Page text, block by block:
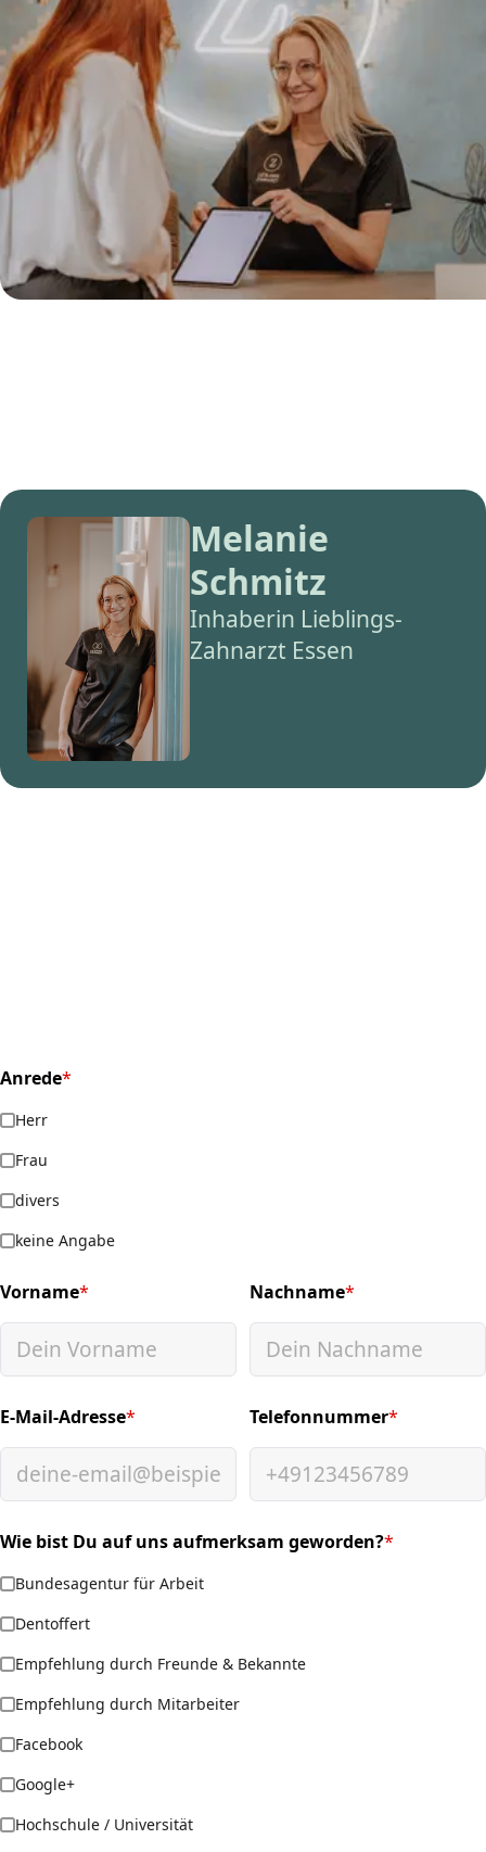
Melanie
Schmitz
Inhaberin Lieblings-
Zahnarzt Essen
Anrede*
(required)
Herr
Frau
divers
keine Angabe
Vorname*
(required) Nachname*
(required)
E-Mail-Adresse*
(required) Telefonnummer*
(required)
Wie bist Du auf uns aufmerksam geworden?*
(required)
Bundesagentur für Arbeit
Dentoffert
Empfehlung durch Freunde & Bekannte
Empfehlung durch Mitarbeiter
Facebook
Google+
Hochschule / Universität